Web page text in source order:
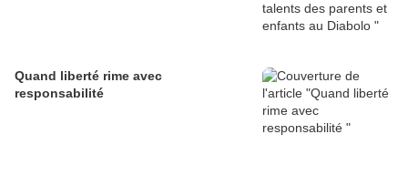
Quand liberté rime avec
responsabilité